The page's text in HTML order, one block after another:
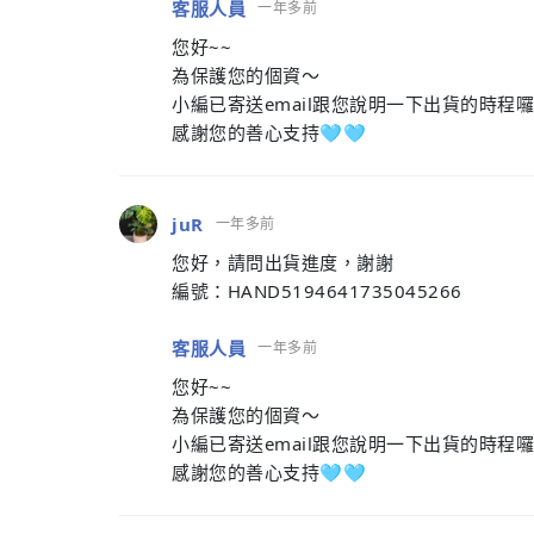
客服人員 一年多前
您好~~
為保護您的個資～
小編已寄送email跟您說明一下出貨的時程
感謝您的善心支持🩵🩵
juR 一年多前
您好，請問出貨進度，謝謝
編號：HAND5194641735045266
客服人員 一年多前
您好~~
為保護您的個資～
小編已寄送email跟您說明一下出貨的時程
感謝您的善心支持🩵🩵